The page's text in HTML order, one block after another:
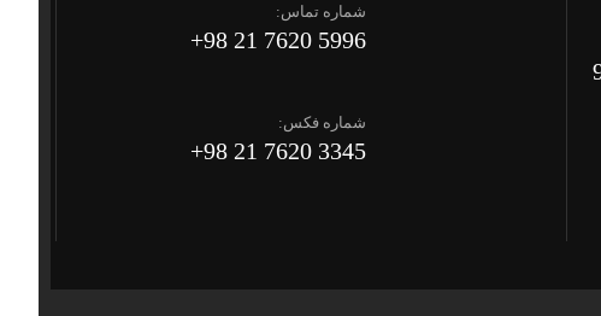
شماره تماس:
5996 7620 21 98+
شماره فکس:
3345 7620 21 98+